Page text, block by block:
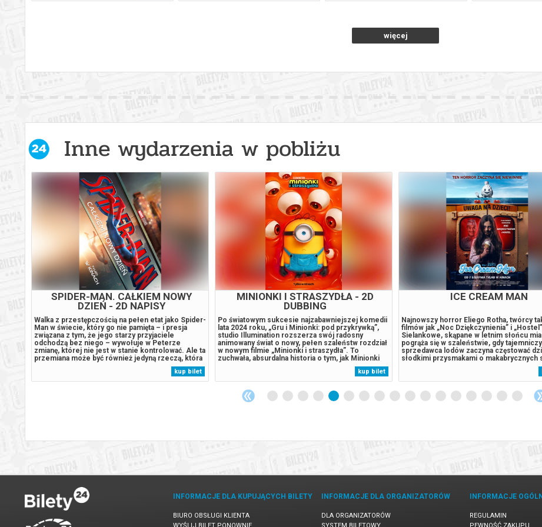
Ostrowiec Świętokrzyski
16.08.2026 , g. 15:00 SOWA Centrum Nauki Kopernik
Ostrowiec Świętokrzyski 16.08.2026 , g. 16:00(niedziela)
Ostrowiec Świętokrzyski 16.08.2026 , g. 17:00(niedziela) SOWA Centrum Nauki Kopernik
Ostrowiec Świętokrzyski 17.08.2026 , g. 08:00(poniedziałek) SOWA Centrum Nauki Kopernik
Ostrowiec Świętokrzyski 17.08.2026 , g. 09:00(poniedziałek) SOWA Centrum Nauki Kopernik
Ostrowiec Świętokrzyski 17.08.2026 , g. 10:00(poniedziałek) SOWA Centrum Nauki Kopernik
Ostrowiec Świętokrzyski 17.08.2026 , g. 11:00(poniedziałek) SOWA Centrum Nauki Kopernik
Ostrowiec Świętokrzyski 17.08.2026 , g. 12:00(poniedziałek) SOWA Centrum Nauki Kopernik
Ostrowiec Świętokrzyski 17.08.2026 , g. 13:00(poniedziałek) SOWA Centrum Nauki Kopernik
Ostrowiec Świętokrzyski 17.08.2026 , g. 14:00(poniedziałek) SOWA Centrum Nauki Kopernik
Ostrowiec Świętokrzyski SOWA Centrum Nauki Kopernik
Ostrowiec Świętokrzyski 18.08.2026 , g. 08:00(wtorek) SOWA Centrum Nauki Kopernik
Ostrowiec Świętokrzyski
więcej
Inne wydarzenia w pobliżu
SPIDER-MAN. CAŁKIEM NOWY
DZIEŃ - 2D NAPISY
Walka z przestępczością na pełen etat jako Spider-
Man w świecie, który go nie pamięta – i presja
związana z tym, że jego starzy przyjaciele
odchodzą bez niego – wywołuje w Peterze
zmianę, której nie jest w stanie kontrolować. Ale ta
przemiana może być również jedyną rzeczą, która
powstrzyma nowe zagrożenie dla miasta i jego
bliskich. Świat może i zapomniał o Peterze
Parkerze, ale on nie zapomniał o...
kup bilet
MINIONKI I STRASZYDŁA - 2D
DUBBING
Po światowym sukcesie najzabawniejszej komedii
lata 2024 roku, „Gru i Minionki: pod przykrywką”,
studio Illumination rozszerza swój radosny
animowany świat o nowy, pełen szaleństw rozdział
w nowym filmie „Minionki i straszydła”. To
zuchwała, absurdalna historia o tym, jak Minionki
podbiły Hollywood, zostały gwiazdami filmowymi,
następnie straciły wszystko, uwolniły straszydła,
aby ostatecznie zjednoczyć...
kup bilet
ICE CREAM MAN
Najnowszy horror Eliego Rotha, twórcy
filmów jak „Noc Dziękczynienia” i
Sielankowe, skąpane w letnim słońcu
pogrąża się w szaleństwie, gdy tajemniczy
sprzedawca lodów zaczyna częstować
słodkimi przysmakami o makabrycznych
Niewinne uśmiechy szybko ustępują
bezlitosnych łowców dorosłych. Troje
INFORMACJE DLA KUPUJĄCYCH BILETY
BIURO OBSŁUGI KLIENTA
INFORMACJE DLA ORGANIZATORÓW
DLA ORGANIZATORÓW
INFORMACJE
REGULAMIN